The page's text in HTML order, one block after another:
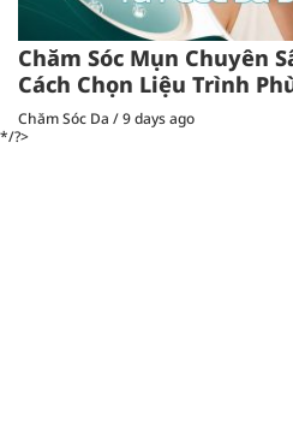
Chăm Sóc Mụn Chuyên
Cách Chọn Liệu Trình
Chăm Sóc Da /9 days ago
*/?>